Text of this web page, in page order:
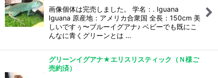
画像個体は完売しました。 学名：. Iguana
Iguana 原産地：アメリカ合衆国 全長：150cm 美
しいですぅ〜ブルーイグアナ♪ ベビーでも既にこ
んなに青くグリーンとは …
グリーンイグアナ★エリスリスティック（Ｎ様ご
売約済）